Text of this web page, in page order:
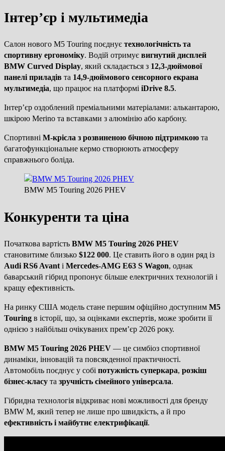
Інтер’єр і мультимедіа
Салон нового M5 Touring поєднує технологічність та
спортивну ергономіку. Водій отримує вигнутий дисплей
BMW Curved Display, який складається з 12,3-дюймової
панелі приладів та 14,9-дюймового сенсорного екрана
мультимедіа, що працює на платформі iDrive 8.5.
Інтер’єр оздоблений преміальними матеріалами: алькантарою,
шкірою Merino та вставками з алюмінію або карбону.
Спортивні M-крісла з розвиненою бічною підтримкою та
багатофункціональне кермо створюють атмосферу
справжнього боліда.
BMW M5 Touring 2026 PHEV
Конкуренти та ціна
Початкова вартість BMW M5 Touring 2026 PHEV
становитиме близько $122 000. Це ставить його в один ряд із
Audi RS6 Avant і Mercedes-AMG E63 S Wagon, однак
баварський гібрид пропонує більше електричних технологій і
кращу ефективність.
На ринку США модель стане першим офіційно доступним M5
Touring в історії, що, за оцінками експертів, може зробити її
однією з найбільш очікуваних прем’єр 2026 року.
BMW M5 Touring 2026 PHEV — це симбіоз спортивної
динаміки, інновацій та повсякденної практичності.
Автомобіль поєднує у собі потужність суперкара, розкіш
бізнес-класу та зручність сімейного універсала.
Гібридна технологія відкриває нові можливості для бренду
BMW M, який тепер не лише про швидкість, а й про
ефективність і майбутнє електрифікації.